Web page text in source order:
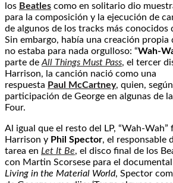
los Beatles como en solitario dio
para la composición y la ejecución de
de algunos de los tracks más conocidos
Sin embargo, había una creación
no estaba para nada orgulloso: “Wah-
parte de All Things Must Pass, el tercer
Harrison, la canción nació como una
respuesta Paul McCartney, quien,
participación de George en algunas de
Four.
Al igual que el resto del LP, “Wah-
Harrison y Phil Spector, el responsable
tarea en Let It Be, el disco final de los
con Martin Scorsese para el documental
Living in the Material World, Spector